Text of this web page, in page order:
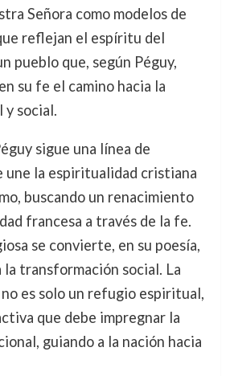
Señora como modelos de
reflejan el espíritu del
pueblo que, según Péguy,
su fe el camino hacia la
y social.
sigue una línea de
une la espiritualidad cristiana
buscando un renacimiento
francesa a través de la fe.
se convierte, en su poesía,
la transformación social. La
es solo un refugio espiritual,
que debe impregnar la
guiando a la nación hacia